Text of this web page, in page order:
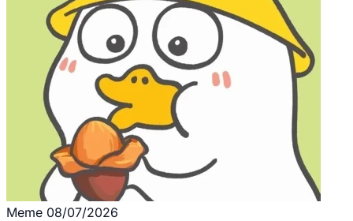
Meme 08/07/2026